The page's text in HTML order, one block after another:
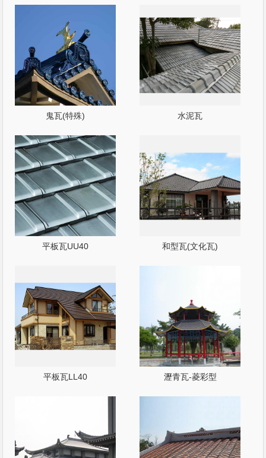
鬼瓦(特殊) 水泥瓦
平板瓦UU40 和型瓦(文化瓦)
平板瓦LL40 瀝青瓦-菱彩型